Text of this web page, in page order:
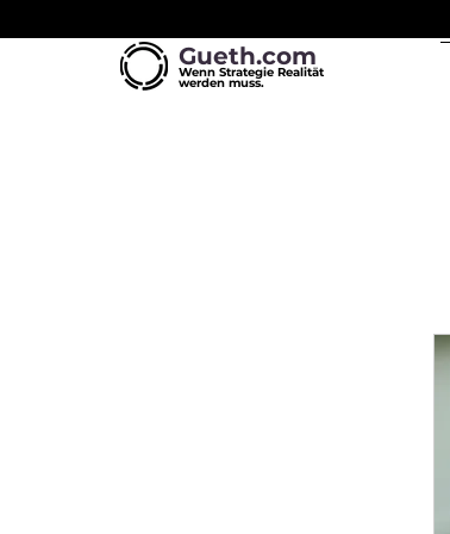
Gueth.com
Wenn Strategie Realität
werden muss.